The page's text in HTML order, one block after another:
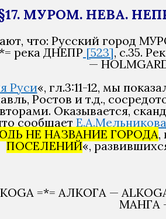
МУРОМ. НЕВА.
что: Русский город
река ДНЕПР [523], с.35.
—
Руси«, гл.3:11-12, мы
Ростов и т.д.,
Оказывается,
сообщает Е.А.Мельникова
НЕ НАЗВАНИЕ ГОРОДА,
ПОСЕЛЕНИЙ«,
=*= АЛКОГА —
МАНГА